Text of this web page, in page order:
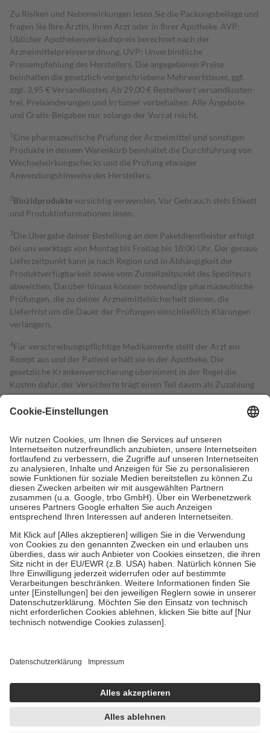
Zu Risiken und Nebenwirkungen lesen Sie die Packungsbeilage und
fragen Sie Ihre Ärztin, Ihren Arzt oder in Ihrer Apotheke. AVP:
Üblicher Apothekenverkaufspreis berechnet nach der
Arzneimittelpreisverordnung. UVP: Unverbindliche
Preisempfehlung des Herstellers. Die angegebenen Preise
beinhalten die gesetzlich vorgeschriebene Mehrwertsteuer, ggf.
zzgl. 3,95 € Versandkosten. Ab 29,00 € Bestell­wert versand­kosten­
frei. Preisänderungen und Irrtümer vorbehalten. Alle Angebote
und Gratis-Beigaben nur solange der Vorrat reicht.
1 Eine pharmazeutische Prüfung der Arzneimittel und sonstigen
Produkte in deinem Warenkorb beinhaltet die Durchführung von
Wechselwirkungschecks und die Prüfung etwaiger
Anwendungshinweise des Herstellers.
2Biozidproduktevorsichtig verwenden. Vor Gebrauch stets Etikett
und Produktinformationen lesen.
3Die Übergabe deiner Bestellung an den Paketdienstleister erfolgt
bei uns werktags von Montag bis Freitag bis 18:00 Uhr. Der genaue
Lieferzeitpunkt kann je nach Region und in Abhängigkeit der
Produktverfügbarkeit sowie vom Zustellzeitpunkt des Spediteurs
abweichen. Darüber hinaus können notwendige pharmazeutische
Prüfungen, die zu deiner Arzneimittelsicherheit dienen, die
Lieferfrist um die Dauer der Prüfungen einschließlich Klärungen
verlängern.
4Für verschreibungspflichtige Medikamente stellt der Arzt ein
Rezept aus und der Patient erhält sie in der Apotheke. Die
gesetzliche Krankenversicherung übernimmt in der Regel die
Kosten dafür, der Versicherte trägt einen Teil davon als Zuzahlung
mit.
Grundsätzlich leisten Mitglieder Zuzahlungen in Höhe von zehn
höchstens zehn Euro.
Es sind jedoch nie mehr als die tatsächlichen
Kosten der Leistung zu entrichten.
Diese Regeln gelten grundsätzlich auch für Online-Apotheken.
Bei Heilmitteln und häuslicher Krankenpflege beträgt die
Zuzahlung zehn Prozent der Kosten sowie zehn Euro je
Verordnung.
Um das Engagement der Versicherten für ihre eigene Gesundheit zu
stärken und die besondere Stellung der Familie zu unterstützen,
fallenkeine Zuzahlungenan bei:
• Kindern und Jugendlichen bis zum vollendeten 18. Lebensjahr
mit Ausnahme der Fahrkosten
• Untersuchungen zur Vorsorge und Früherkennung, die von der
GKV getragen werden
• empfohlenen Schutzimpfungen
• Harn- und Blutteststreifen
getroffen, um sicherzustellen, dass es sich um echte Bewertungen
https://help.etrusted.com/hc/de/articles/4419944605341
Einige Bilder und Inhalte wurden unter Zuhilfenahme künstlicher